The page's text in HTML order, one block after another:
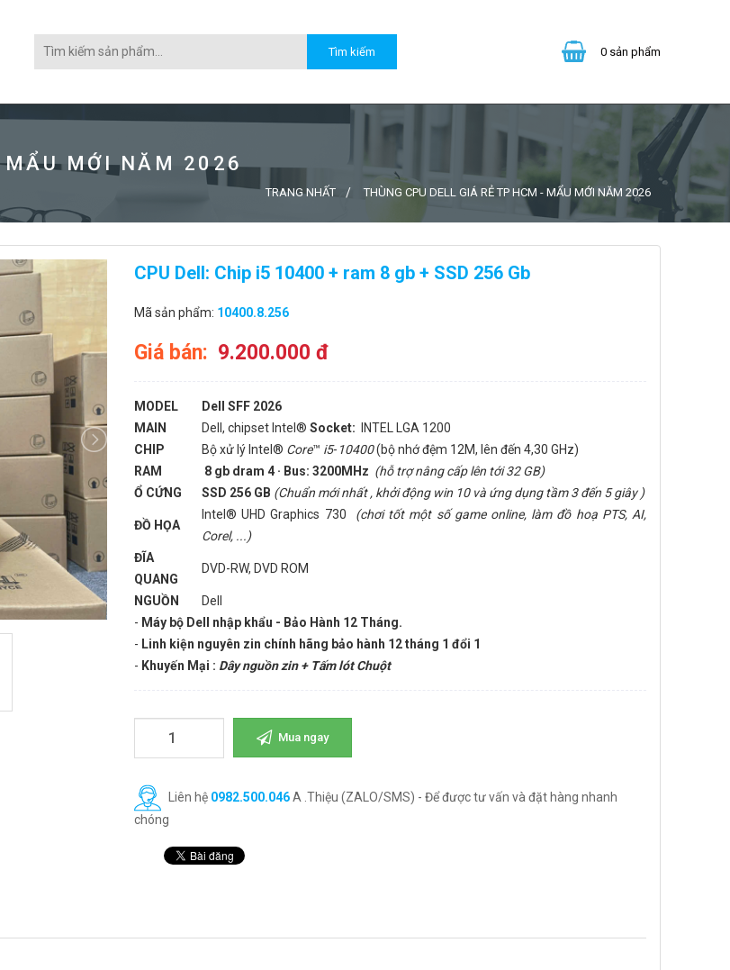
0 sản phẩm
MẨU MỚI NĂM 2026
TRANG NHẤT THÙNG CPU DELL GIÁ RẺ TP HCM - MẨU MỚI NĂM 2026
CPU Dell: Chip i5 10400 + ram 8 gb + SSD 256 Gb
Mã sản phẩm: 10400.8.256
Giá bán: 9.200.000 đ
MODEL
Dell SFF 2026
MAIN
Dell, chipset Intel® Socket:
INTEL LGA 1200
CHIP
Bộ xử lý Intel® Core™ i5- 10400(bộ nhớ đệm 12M, lên đến 4,30 GHz)
RAM
8 gb dram 4 · Bus: 3200MHz (hỗ trợ nâng cấp lên tới 32 GB)
Ổ CỨNG
SSD 256 GB (Chuẩn mới nhất , khởi động win 10 và ứng dụng tầm 3 đến 5 giây )
ĐỒ HỌA
Intel® UHD Graphics 730 (chơi tốt một số game online, làm đồ hoạ PTS, AI,
Corel, ...)
ĐĨA
QUANG
DVD-RW, DVD ROM
NGUỒN
Dell
- Máy bộ Dell nhập khẩu - Bảo Hành 12 Tháng.
- Linh kiện nguyên zin chính hãng bảo hành 12 tháng 1 đổi 1
- Khuyến Mại : Dây nguồn zin + Tấm lót Chuột
Mua ngay
Liên hệ 0982.500.046A .Thiệu (ZALO/SMS) - Để được tư vấn và đặt hàng nhanh
chóng